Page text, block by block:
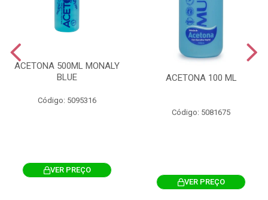
ACETONA 500ML MONALY
BLUE
Código: 5095316
VER PREÇO
ACETONA 100 ML
Código: 5081675
VER PREÇO